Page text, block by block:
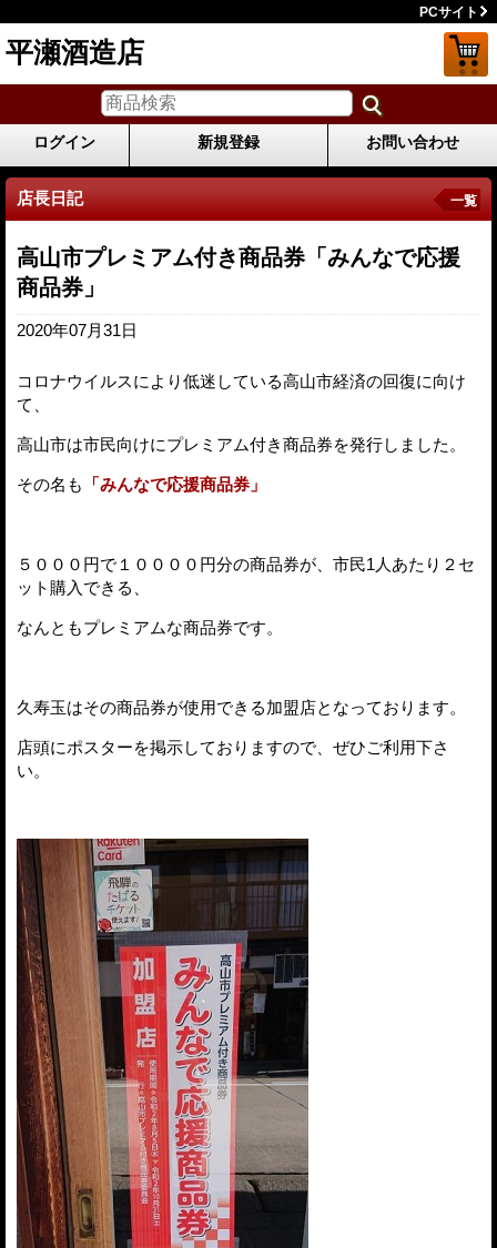
PCサイト
平瀬酒造店
ログイン 新規登録 お問い合わせ
店長日記 一覧
高山市プレミアム付き商品券「みんなで応援
商品券」
2020年07月31日
コロナウイルスにより低迷している高山市経済の回復に向け
て、
高山市は市民向けにプレミアム付き商品券を発行しました。
その名も 「みんなで応援商品券」
５０００円で１００００円分の商品券が、市民1人あたり２セ
ット購入できる、
なんともプレミアムな商品券です。
久寿玉はその商品券が使用できる加盟店となっております。
店頭にポスターを掲示しておりますので、ぜひご利用下さ
い。